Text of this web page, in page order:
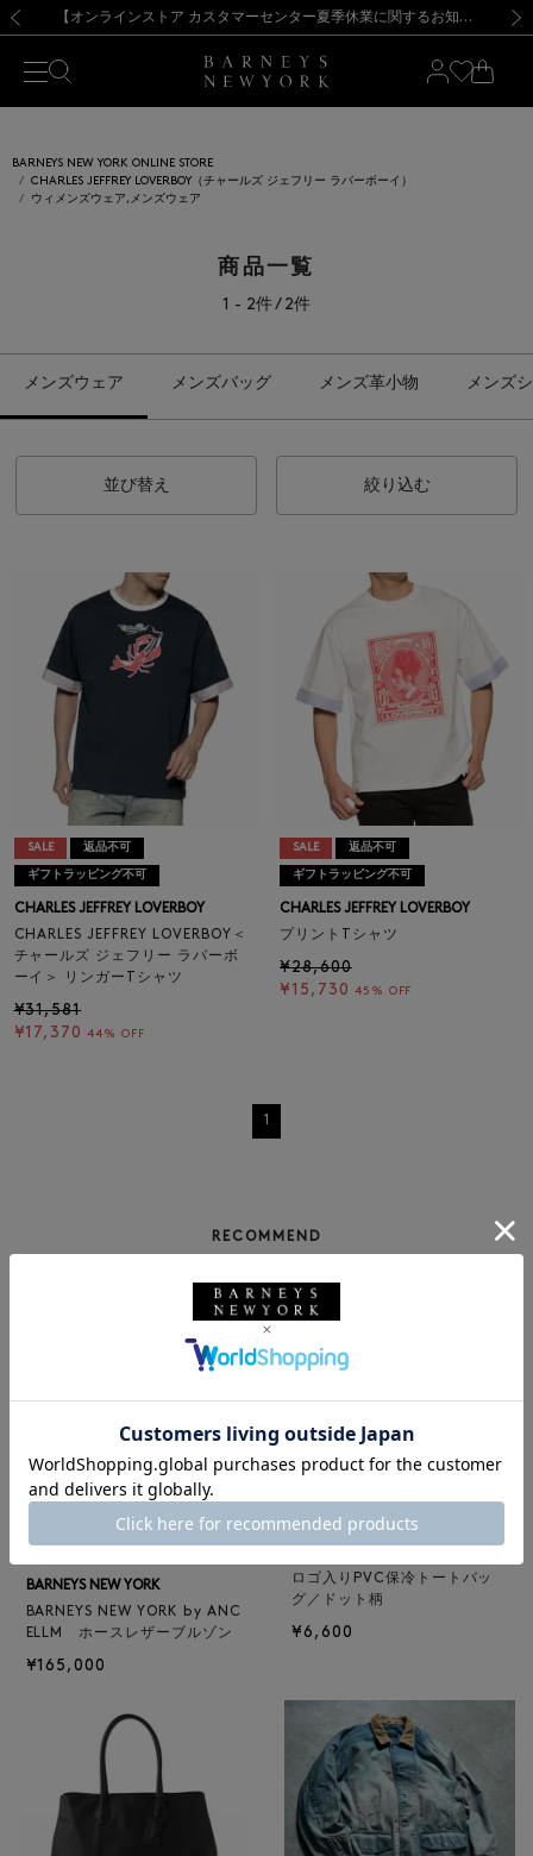
新規登録のお客様も対象！＜MY BARNEYS＞会員のお客様は11,000円（税込）以上のお買上げで常時送料無料！お買い物の際は会員登録を！
【夏季休業に伴う出荷一時停止のお知らせ】(2026.8.7) 【オンラインストア カスタマーセンター夏季休業に関するお知らせ】（2026.8.7）
【夏季休業に伴う返品・交換承り一時停止のお知らせ】（2026.8.5）
熊本県を中心とした地震の影響によるお荷物のお届けについて
【開催中】SUMMER SALEのご案内・ご注意事項 新規登録のお客様も対象！＜MY BARNEYS＞会員のお客様は11,000円（税込）以上のお買上げで常時送料無料！お買い物の際は会員登録を！
【夏季休業に伴う出荷一時停止のお知らせ】(2026.8.7)
BARNEYS NEW YORK ONLINE STORE
CHARLES JEFFREY LOVERBOY（チャールズ ジェフリー ラバーボーイ）
ウィメンズウェア,メンズウェア
商品一覧
1 - 2件 / 2件
メンズウェア メンズバッグ メンズ革小物 メンズ
並び替え 絞り込む
SALE 返品不可
ギフトラッピング不可
CHARLES JEFFREY LOVERBOY
CHARLES JEFFREY LOVERBOY＜
チャールズ ジェフリー ラバーボ
ーイ＞ リンガーTシャツ
¥31,581
¥17,370 44% OFF
SALE 返品不可
ギフトラッピング不可
CHARLES JEFFREY LOVERBOY
プリントTシャツ
¥28,600
¥15,730 45% OFF
1
RECOMMEND
BARNEYS NEW YORK
BARNEYS NEW YORK by ANC
ELLM ホースレザーブルゾン
¥165,000
ロゴ入りPVC保冷トートバッ
グ／ドット柄
¥6,600